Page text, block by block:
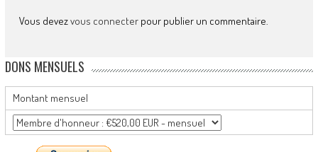
Vous devezvous connecterpour publier un commentaire.
DONS MENSUELS
Montant mensuel